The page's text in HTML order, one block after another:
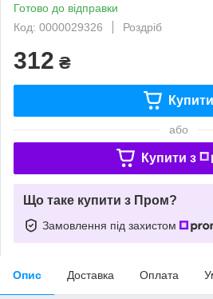
Готово до відправки
Код: 0000029326
Роздріб
312 ₴
Купити
або
Купити з
Що таке купити з Пром?
Замовлення під захистом
Опис Доставка Оплата